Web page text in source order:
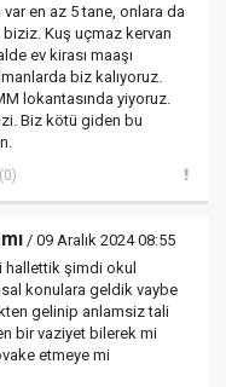
var en az 5 tane, onlara da
Kuş uçmaz kervan
ev kirası maaşı
biz kalıyoruz.
lokantasında yiyoruz.
Biz kötü giden bu
(0)
/ 09 Aralık 2024 08:55
hallettik şimdi okul
konulara geldik vaybe
gelinip anlamsiz tali
bir vaziyet bilerek mi
etmeye mi